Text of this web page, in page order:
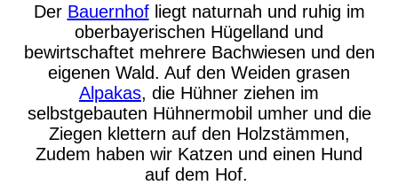
Der Bauernhofliegt naturnah und ruhig im
oberbayerischen Hügelland und
bewirtschaftet mehrere Bachwiesen und den
eigenen Wald. Auf den Weiden grasen
Alpakas, die Hühner ziehen im
selbstgebauten Hühnermobil umher und die
Ziegen klettern auf den Holzstämmen,
Zudem haben wir Katzen und einen Hund
auf dem Hof.